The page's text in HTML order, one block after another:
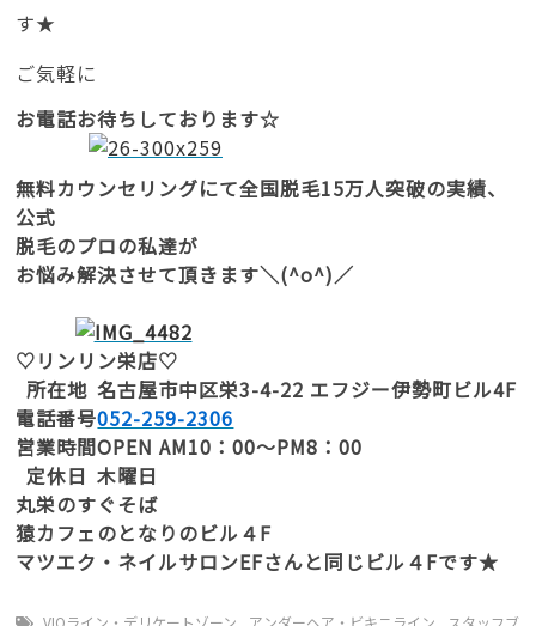
す★
ご気軽に
お電話お待ちしております☆
無料カウンセリングにて全国脱毛15万人突破の実績、
公式
脱毛のプロの私達が
お悩み解決させて頂きます＼(^o^)／
♡リンリン栄店♡
所在地 名古屋市中区栄3-4-22 エフジー伊勢町ビル4F
電話番号052-259-2306
営業時間OPEN AM10：00～PM8：00
定休日 木曜日
丸栄のすぐそば
猿カフェのとなりのビル４F
マツエク・ネイルサロンEFさんと同じビル４Fです★
VIOライン・デリケートゾーン , アンダーヘア・ビキニライン , スタッフブ